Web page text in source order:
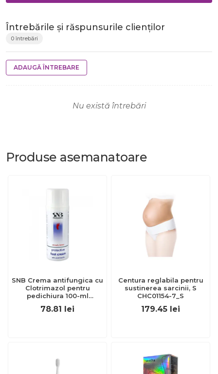
Întrebările și răspunsurile clienților
0 întrebări
ADAUGĂ ÎNTREBARE
Nu există întrebări
Produse asemanatoare
SNB Crema antifungica cu
Clotrimazol pentru
pedichiura 100-ml
78.81 lei
Centura reglabila pentru
sustinerea sarcinii, S
CHC01154-7_S
179.45 lei